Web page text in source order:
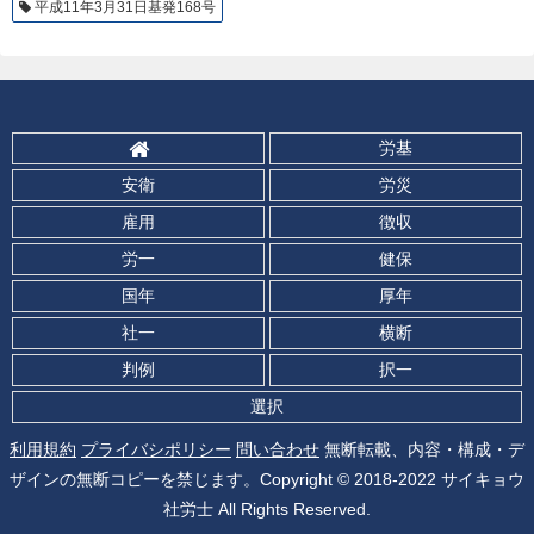
平成11年3月31日基発168号
労基
安衛
労災
雇用
徴収
労一
健保
国年
厚年
社一
横断
判例
択一
選択
利用規約 プライバシポリシー 問い合わせ 無断転載、内容・構成・デ
ザインの無断コピーを禁じます。Copyright © 2018-2022 サイキョウ
社労士 All Rights Reserved.